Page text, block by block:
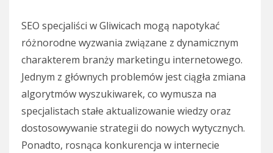
SEO specjaliści w Gliwicach mogą napotykać
różnorodne wyzwania związane z dynamicznym
charakterem branży marketingu internetowego.
Jednym z głównych problemów jest ciągła zmiana
algorytmów wyszukiwarek, co wymusza na
specjalistach stałe aktualizowanie wiedzy oraz
dostosowywanie strategii do nowych wytycznych.
Ponadto, rosnąca konkurencja w internecie